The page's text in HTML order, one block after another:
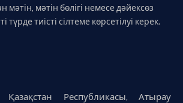
мәтін, мәтін бөлігі немесе дәйексөз
түрде тиісті сілтеме көрсетілуі керек.
Республикасы, Атырау